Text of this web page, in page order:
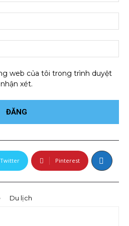
web của tôi trong trình duyệt
xét.
Twitter Pinterest
Du lịch